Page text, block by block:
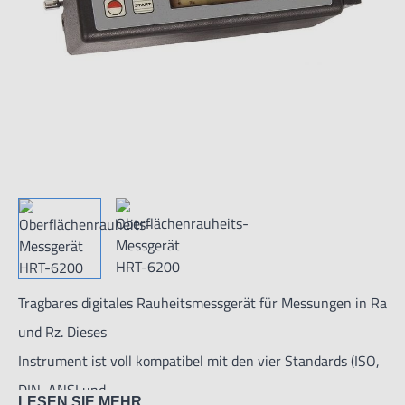
Tragbares digitales Rauheitsmessgerät für Messungen in Ra
und Rz. Dieses
Instrument ist voll kompatibel mit den vier Standards (ISO,
DIN, ANSI und
LESEN SIE MEHR